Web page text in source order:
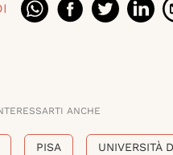
ANCHE
PISA UNIVERSITÀ